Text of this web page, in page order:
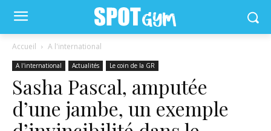
Accueil A l'international
A l'international Actualités Le coin de la GR
Sasha Pascal, amputée
d’une jambe, un exemple